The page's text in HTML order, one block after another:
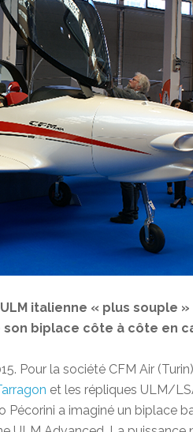
italienne « plus souple
son biplace côte à côte en
Pour la société CFM Air
et les répliques ULM/
Pécorini a imaginé un biplace